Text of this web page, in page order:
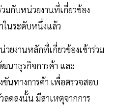
มกับหน่วยงานที่เกี่ยวข้อง
นระดับหนึ่งแล้ว
ยงานหลักที่เกี่ยวข้องเข้าร่วม
นาธุรกิจการค้า และ
นทางการค้า เพื่อตรวจสอบ
ลดลงนั้น มีสาเหตุจากการ